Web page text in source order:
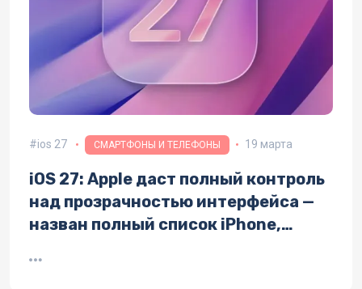
ios 27 СМАРТФОНЫ И ТЕЛЕФОНЫ 19 марта
iOS 27: Apple даст полный контроль
над прозрачностью интерфейса —
назван полный список iPhone,